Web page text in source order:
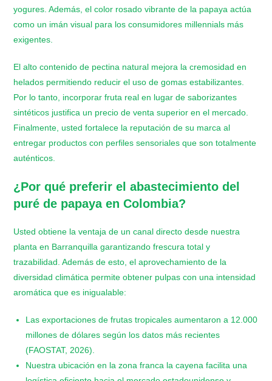
yogures. Además, el color rosado vibrante de la papaya actúa
como un imán visual para los consumidores millennials más
exigentes.
El alto contenido de pectina natural mejora la cremosidad en
helados permitiendo reducir el uso de gomas estabilizantes.
Por lo tanto, incorporar fruta real en lugar de saborizantes
sintéticos justifica un precio de venta superior en el mercado.
Finalmente, usted fortalece la reputación de su marca al
entregar productos con perfiles sensoriales que son totalmente
auténticos.
¿Por qué preferir el abastecimiento del
puré de papaya en Colombia?
Usted obtiene la ventaja de un canal directo desde nuestra
planta en Barranquilla garantizando frescura total y
trazabilidad. Además de esto, el aprovechamiento de la
diversidad climática permite obtener pulpas con una intensidad
aromática que es inigualable:
​Las exportaciones de frutas tropicales aumentaron a 12.000
millones de dólares según los datos más recientes
(FAOSTAT, 2026).
​Nuestra ubicación en la zona franca la cayena facilita una